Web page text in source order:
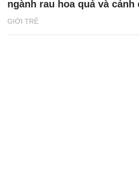
GIỚI TRẺ
ngành rau hoa quả và cảnh